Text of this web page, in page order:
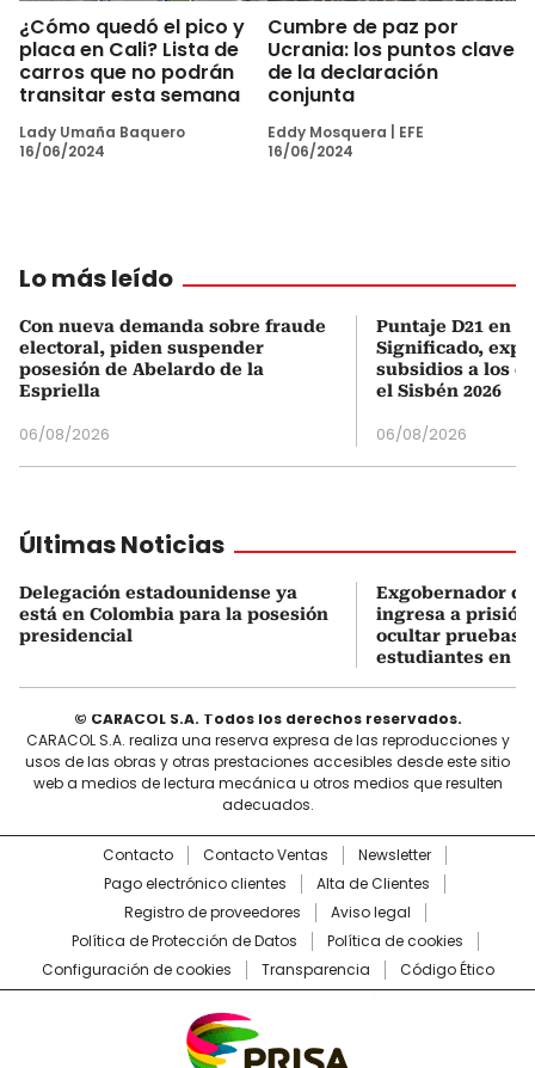
¿Cómo quedó el pico y
placa en Cali? Lista de
carros que no podrán
transitar esta semana
Lady Umaña Baquero
16/06/2024
Cumbre de paz por
Ucrania: los puntos clave
de la declaración
conjunta
Eddy Mosquera
EFE
16/06/2024
Lo más leído
Con nueva demanda sobre fraude
electoral, piden suspender
posesión de Abelardo de la
Espriella
06/08/2026
Puntaje D21 en
Significado,
subsidios a los
el Sisbén 2026
06/08/2026
Últimas Noticias
Delegación estadounidense ya
está en Colombia para la posesión
presidencial
Exgobernador
ingresa a prisión
ocultar pruebas
estudiantes en
© CARACOL S.A. Todos los derechos reservados.
CARACOL S.A. realiza una reserva expresa de las reproducciones y
usos de las obras y otras prestaciones accesibles desde este sitio
web a medios de lectura mecánica u otros medios que resulten
adecuados.
Contacto Contacto Ventas
Newsletter
Pago electrónico clientes
Alta de Clientes
Registro de proveedores
Aviso legal
Política de Protección de Datos
Política de cookies
Configuración de cookies
Transparencia Código Ético